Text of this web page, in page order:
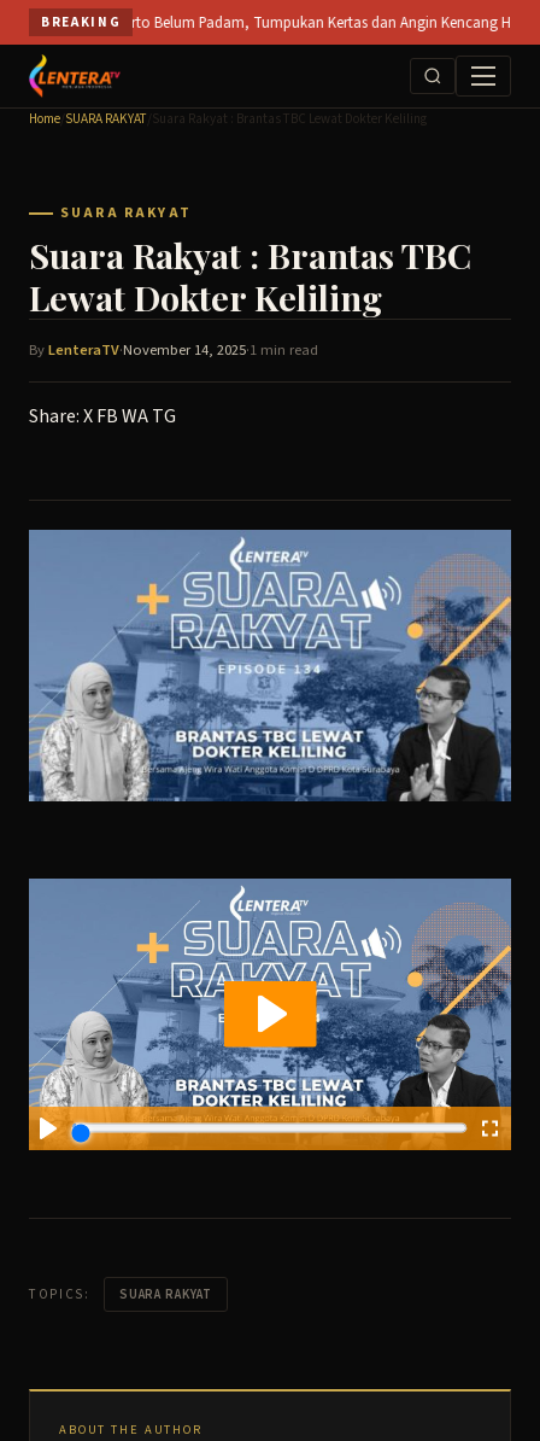
Skip
to
content
BREAKING
PT SPS Mojokerto Belum Padam, Tumpukan Kertas dan Angin Kencang
Home SUARA RAKYAT Suara Rakyat : Brantas TBC Lewat Dokter Keliling
SUARA RAKYAT
Suara Rakyat : Brantas TBC
Lewat Dokter Keliling
ByLenteraTV·November 14, 2025·1 min read
Share:XFBWATG
TOPICS: SUARA RAKYAT
ABOUT THE AUTHOR